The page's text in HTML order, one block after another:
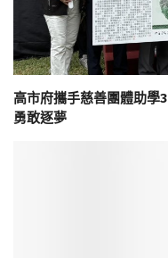
高市府攜手慈善團體助
勇敢逐夢